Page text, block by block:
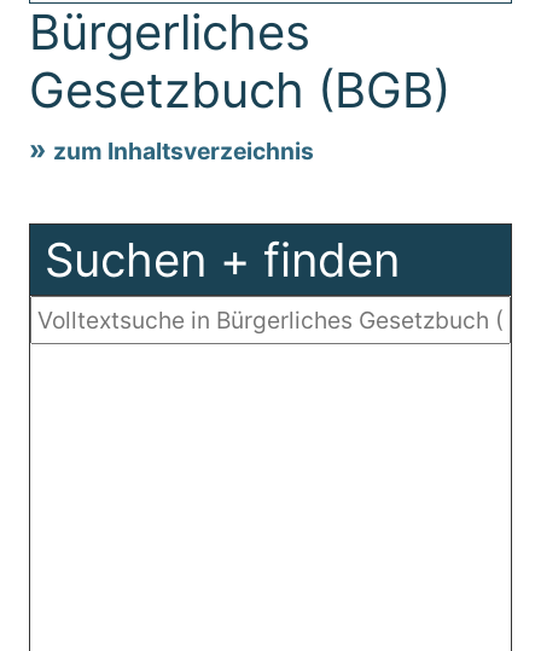
Bürgerliches
Gesetzbuch (BGB)
zum Inhaltsverzeichnis
Suchen + finden